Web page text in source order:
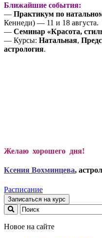
Ближайшие события:
— Практикум по
Кеннеди) — 11 и 18 августа.
— Семинар «Красота,
— Курсы: Натальная,
астрология.
Желаю хорошего дня!
Ксения Вохминцева,
Расписание
Записаться на курс
Новое на сайте